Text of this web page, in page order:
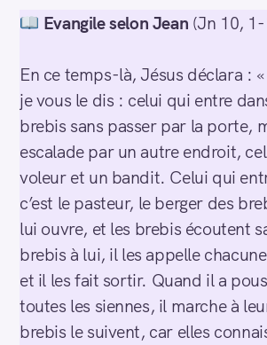
Evangile selon Jean (Jn 10,
En ce temps-là, Jésus déclara :
je vous le dis : celui qui entre
brebis sans passer par la porte,
escalade par un autre endroit,
voleur et un bandit. Celui qui
c’est le pasteur, le berger des
lui ouvre, et les brebis écoutent
brebis à lui, il les appelle
et il les fait sortir. Quand il a
toutes les siennes, il marche à
brebis le suivent, car elles